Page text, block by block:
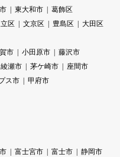
東大和市
葛飾区
立区 文京区 豊島区
大田区
市 小田原市
藤沢市
綾瀬市 茅ケ崎市
座間市
ス市
甲府市
富士宮市 富士市
静岡市